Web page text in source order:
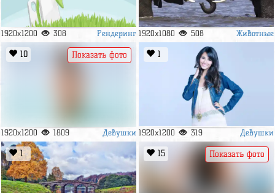
1920x1200 308 Рендеринг 1920x1080 508 Животные
10
1920x1200 1809 Девушки
Показать фото 1
1920x1200 319 Девушки
1 15 Показать фото